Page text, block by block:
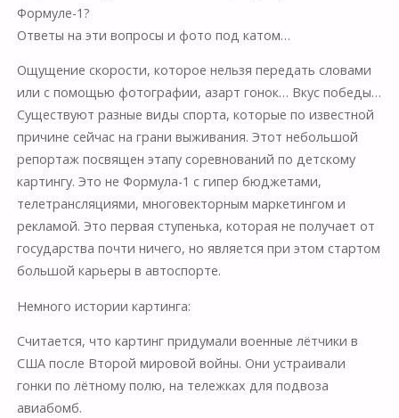
Формуле-1?
Ответы на эти вопросы и фото под катом…
Ощущение скорости, которое нельзя передать словами
или с помощью фотографии, азарт гонок… Вкус победы…
Существуют разные виды спорта, которые по известной
причине сейчас на грани выживания. Этот небольшой
репортаж посвящен этапу соревнований по детскому
картингу. Это не Формула-1 с гипер бюджетами,
телетрансляциями, многовекторным маркетингом и
рекламой. Это первая ступенька, которая не получает от
государства почти ничего, но является при этом стартом
большой карьеры в автоспорте.
Немного истории картинга:
Считается, что картинг придумали военные лётчики в
США после Второй мировой войны. Они устраивали
гонки по лётному полю, на тележках для подвоза
авиабомб.